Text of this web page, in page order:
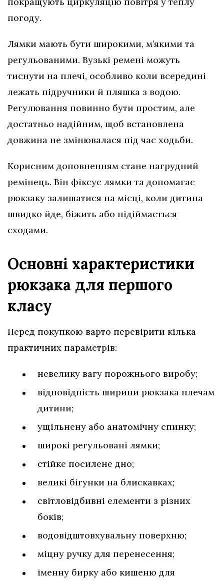
погоду.
Лямки мають бути широкими, м’якими та
регульованими. Вузькі ремені можуть
тиснути на плечі, особливо коли всередині
лежать підручники й пляшка з водою.
Регулювання повинно бути простим, але
достатньо надійним, щоб встановлена
довжина не змінювалася під час ходьби.
Корисним доповненням стане нагрудний
ремінець. Він фіксує лямки та допомагає
рюкзаку залишатися на місці, коли дитина
швидко йде, біжить або підіймається
сходами.
Основні характеристики
рюкзака для першого
класу
Перед покупкою варто перевірити кілька
практичних параметрів:
невелику вагу порожнього виробу;
відповідність ширини рюкзака плечам
дитини;
ущільнену або анатомічну спинку;
широкі регульовані лямки;
стійке посилене дно;
великі бігунки на блискавках;
світловідбивні елементи з різних
боків;
водовідштовхувальну поверхню;
міцну ручку для перенесення;
іменну бирку або кишеню для